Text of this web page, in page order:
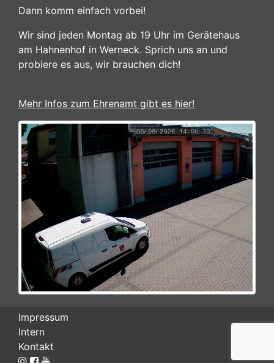
Dann komm einfach vorbei!
Wir sind jeden Montag ab 19 Uhr im Gerätehaus
am Hahnenhof in Werneck. Sprich uns an und
probiere es aus, wir brauchen dich!
Mehr Infos zum Ehrenamt gibt es hier!
Impressum
Intern
Kontakt